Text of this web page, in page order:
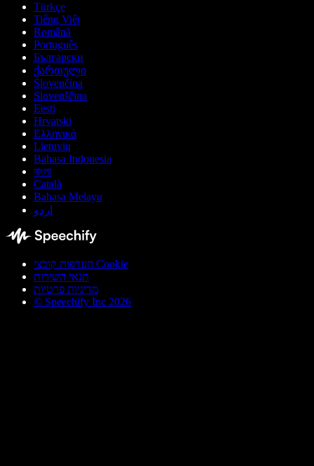
Türkçe
Tiếng Việt
Română
Português
Български
ქართული
Slovenčina
Slovenščina
Eesti
Hrvatski
Ελληνικά
Lietuvių
Bahasa Indonesia
বাংলা
Català
Bahasa Melayu
اردو
העדפות קובצי Cookie
תנאי השירות
מדיניות פרטיות
© Speechify Inc 2026